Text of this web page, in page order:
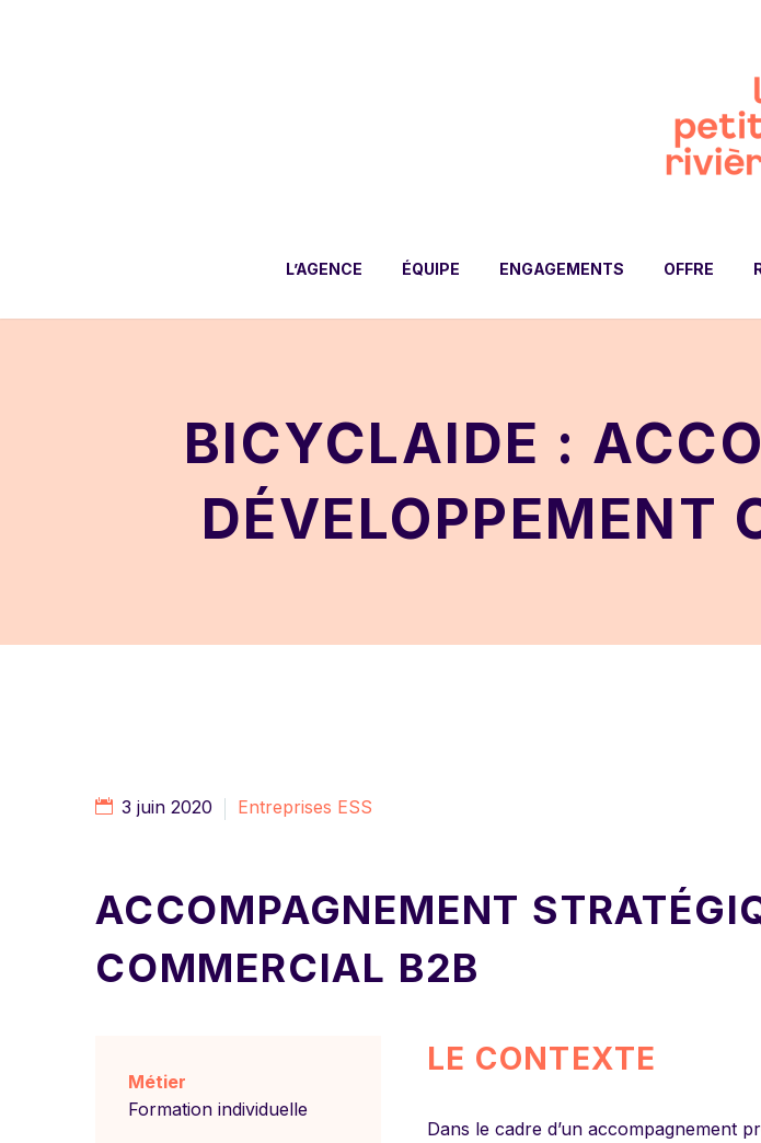
L’AGENCE ÉQUIPE ENGAGEMENTS OFFRE
BICYCLAIDE :
DÉVELOPPEMENT
3 juin 2020 Entreprises ESS
ACCOMPAGNEMENT
COMMERCIAL B2B
Métier
Formation individuelle
LE CONTEXTE
Dans le cadre d’un accompagnement